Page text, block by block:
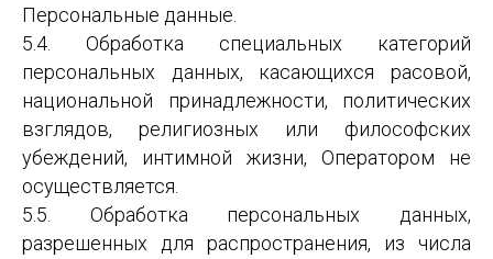
Персональные данные.
5.4. Обработка специальных категорий
персональных данных, касающихся расовой,
национальной принадлежности, политических
взглядов, религиозных или философских
убеждений, интимной жизни, Оператором не
осуществляется.
5.5. Обработка персональных данных,
разрешенных для распространения, из числа